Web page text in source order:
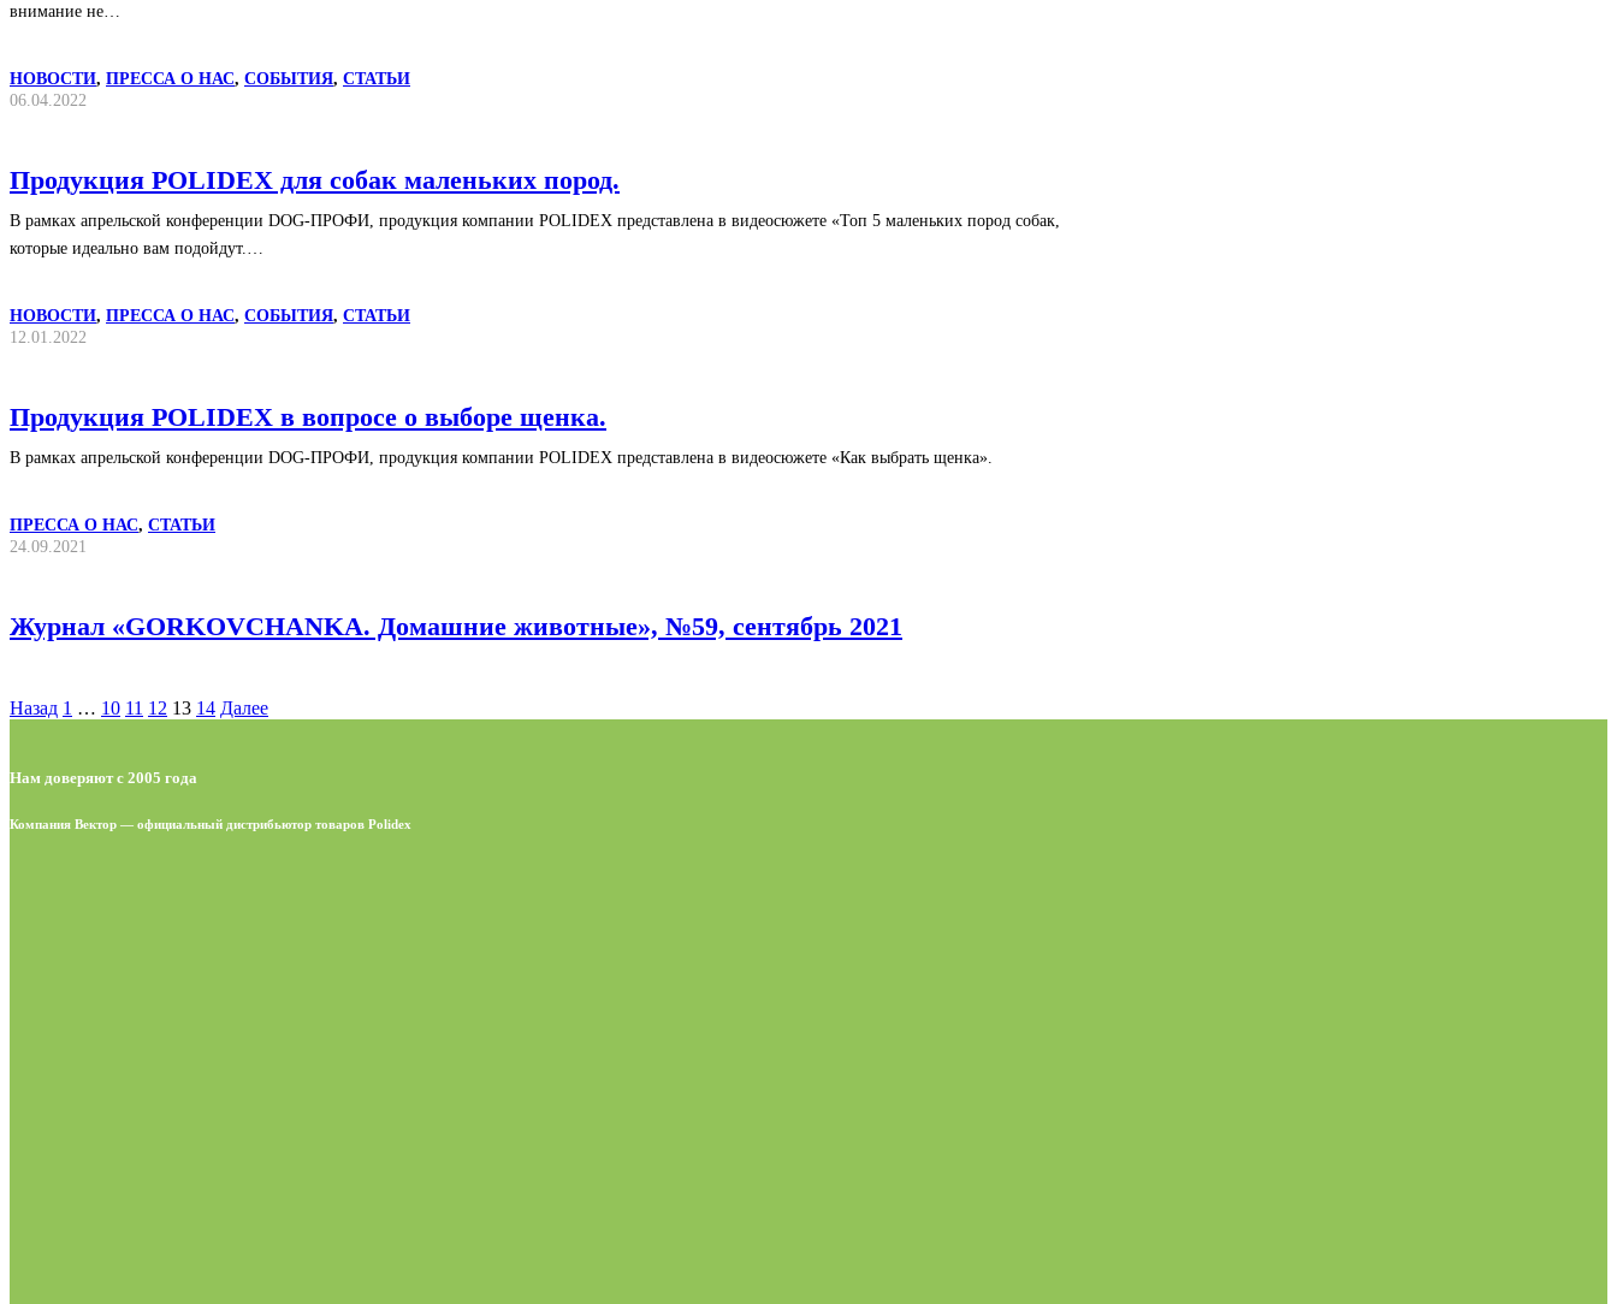
внимание не…
НОВОСТИ, ПРЕССА О НАС, СОБЫТИЯ, СТАТЬИ
06.04.2022
Продукция POLIDEX для собак маленьких пород.
В рамках апрельской конференции DOG-ПРОФИ, продукция компании POLIDEX представлена в видеосюжете «Топ 5 маленьких пород собак,
которые идеально вам подойдут.…
НОВОСТИ, ПРЕССА О НАС, СОБЫТИЯ, СТАТЬИ
12.01.2022
Продукция POLIDEX в вопросе о выборе щенка.
В рамках апрельской конференции DOG-ПРОФИ, продукция компании POLIDEX представлена в видеосюжете «Как выбрать щенка».
ПРЕССА О НАС, СТАТЬИ
24.09.2021
Журнал «GORKOVCHANKA. Домашние животные», №59, сентябрь 2021
Назад 1 … 10 11 12 13 14 Далее
Нам доверяют с 2005 года
Компания Вектор — официальный дистрибьютор товаров Polidex